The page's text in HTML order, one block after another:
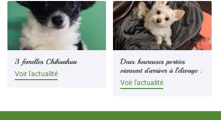
3 femelles Chihuahua
Voir l'actualité
Deux heureuses portées
viennent d’arriver à l’élevage :
Voir l'actualité